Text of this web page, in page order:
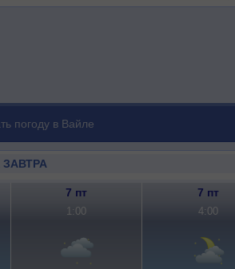
погоду в Вайле
7 пт 7 пт
1:00 4:00